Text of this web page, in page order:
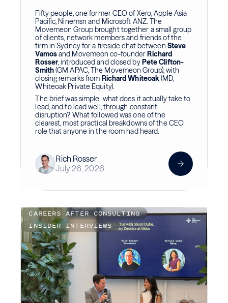
Fifty people, one former CEO of Xero, Apple Asia
Pacific, Ninemsn and Microsoft ANZ. The
Movemeon Group brought together a small group
of clients, network members and friends of the
firm in Sydney for a fireside chat between Steve
Vamosand Movemeon co-founderRichard
Rosser, introduced and closed byPete Clifton-
Smith(GM APAC, The Movemeon Group), with
closing remarks from Richard Whiteoak(MD,
Whiteoak Private Equity).
The brief was simple: what does it actually take to
lead, and to lead well, through constant
disruption? What followed was one of the
clearest, most practical breakdowns of the CEO
role that anyone in the room had heard.
Rich Rosser
July 26, 2026
CAREERS AFTER CONSULTING
INSIDER INTERVIEWS